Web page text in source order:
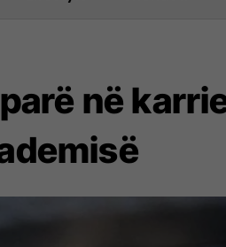
në